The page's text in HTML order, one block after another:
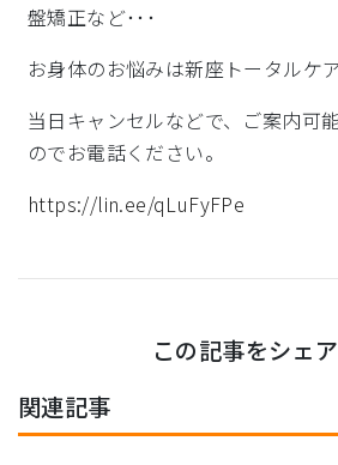
盤矯正など･･･
お身体のお悩みは新座トータルケ
当日キャンセルなどで、ご案内可
のでお電話ください。
https://lin.ee/qLuFyFPe
この記事をシェ
関連記事